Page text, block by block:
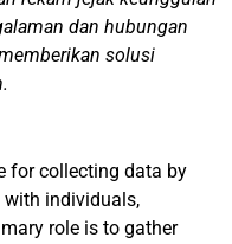
dan hubungan
solusi
for collecting data by
individuals,
role is to gather